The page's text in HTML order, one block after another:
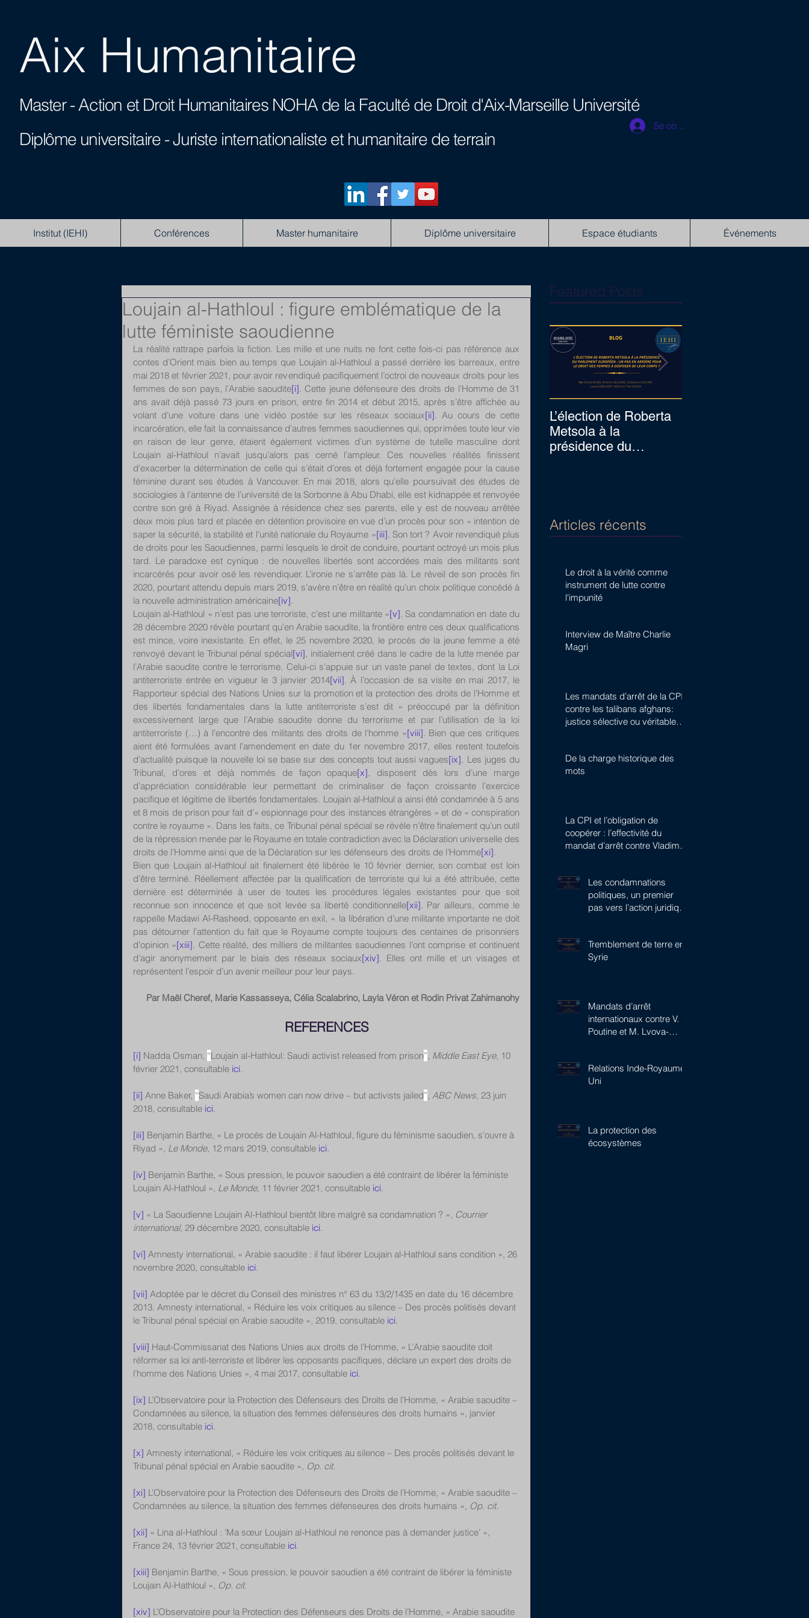
Aix Humanitaire
Master - Action et Droit Humanitaires NOHA de la Faculté de Droit d'Aix-Marseille Université
Diplôme universitaire -Juriste internationaliste et humanitaire de terrain
Se connecter
Institut (IEHI) Conférences Master humanitaire Diplôme universitaire Espace étudiants Événements
Loujain al-Hathloul : figure emblématique de la
lutte féministe saoudienne
La réalité rattrape parfois la fiction. Les mille et une nuits ne font cette fois-ci pas référence aux
contes d’Orient mais bien au temps que Loujain al-Hathloul a passé derrière les barreaux, entre
mai 2018 et février 2021, pour avoir revendiqué pacifiquement l’octroi de nouveaux droits pour les
femmes de son pays, l’Arabie saoudite[i]. Cette jeune défenseure des droits de l’Homme de 31
ans avait déjà passé 73 jours en prison, entre fin 2014 et début 2015, après s’être affichée au
volant d’une voiture dans une vidéo postée sur les réseaux sociaux[ii]. Au cours de cette
incarcération, elle fait la connaissance d’autres femmes saoudiennes qui, opprimées toute leur vie
en raison de leur genre, étaient également victimes d’un système de tutelle masculine dont
Loujain al-Hathloul n’avait jusqu’alors pas cerné l’ampleur. Ces nouvelles réalités finissent
d’exacerber la détermination de celle qui s’était d’ores et déjà fortement engagée pour la cause
féminine durant ses études à Vancouver. En mai 2018, alors qu’elle poursuivait des études de
sociologies à l’antenne de l’université de la Sorbonne à Abu Dhabi, elle est kidnappée et renvoyée
contre son gré à Riyad. Assignée à résidence chez ses parents, elle y est de nouveau arrêtée
deux mois plus tard et placée en détention provisoire en vue d’un procès pour son « intention de
saper la sécurité, la stabilité et l’unité nationale du Royaume »[iii]. Son tort ? Avoir revendiqué plus
de droits pour les Saoudiennes, parmi lesquels le droit de conduire, pourtant octroyé un mois plus
tard. Le paradoxe est cynique : de nouvelles libertés sont accordées mais des militants sont
incarcérés pour avoir osé les revendiquer. L’ironie ne s’arrête pas là. Le réveil de son procès fin
2020, pourtant attendu depuis mars 2019, s’avère n’être en réalité qu’un choix politique concédé à
la nouvelle administration américaine[iv].
Loujain al-Hathloul « n’est pas une terroriste, c’est une militante »[v]. Sa condamnation en date du
28 décembre 2020 révèle pourtant qu’en Arabie saoudite, la frontière entre ces deux qualifications
est mince, voire inexistante. En effet, le 25 novembre 2020, le procès de la jeune femme a été
renvoyé devant le Tribunal pénal spécial[vi], initialement créé dans le cadre de la lutte menée par
l’Arabie saoudite contre le terrorisme. Celui-ci s’appuie sur un vaste panel de textes, dont la Loi
antiterroriste entrée en vigueur le 3 janvier 2014[vii]. À l’occasion de sa visite en mai 2017, le
Rapporteur spécial des Nations Unies sur la promotion et la protection des droits de l’Homme et
des libertés fondamentales dans la lutte antiterroriste s’est dit « préoccupé par la définition
excessivement large que l’Arabie saoudite donne du terrorisme et par l’utilisation de la loi
antiterroriste (…) à l’encontre des militants des droits de l’homme »[viii]. Bien que ces critiques
aient été formulées avant l’amendement en date du 1er novembre 2017, elles restent toutefois
d’actualité puisque la nouvelle loi se base sur des concepts tout aussi vagues[ix]. Les juges du
Tribunal, d’ores et déjà nommés de façon opaque[x], disposent dès lors d’une marge
d’appréciation considérable leur permettant de criminaliser de façon croissante l’exercice
pacifique et légitime de libertés fondamentales. Loujain al-Hathloul a ainsi été condamnée à 5 ans
et 8 mois de prison pour fait d’« espionnage pour des instances étrangères » et de « conspiration
contre le royaume ». Dans les faits, ce Tribunal pénal spécial se révèle n’être finalement qu’un outil
de la répression menée par le Royaume en totale contradiction avec la Déclaration universelle des
droits de l’Homme ainsi que de la Déclaration sur les défenseurs des droits de l’Homme[xi].
Bien que Loujain al-Hathloul ait finalement été libérée le 10 février dernier, son combat est loin
d’être terminé. Réellement affectée par la qualification de terroriste qui lui a été attribuée, cette
dernière est déterminée à user de toutes les procédures légales existantes pour que soit
reconnue son innocence et que soit levée sa liberté conditionnelle[xii]. Par ailleurs, comme le
rappelle Madawi Al-Rasheed, opposante en exil, « la libération d’une militante importante ne doit
pas détourner l’attention du fait que le Royaume compte toujours des centaines de prisonniers
d’opinion »[xiii]. Cette réalité, des milliers de militantes saoudiennes l’ont comprise et continuent
d’agir anonymement par le biais des réseaux sociaux[xiv]. Elles ont mille et un visages et
représentent l’espoir d’un avenir meilleur pour leur pays.
Par Maël Cheref, Marie Kassasseya, Célia Scalabrino, Layla Véron et Rodin Privat Zahimanohy
REFERENCES
[i] Nadda Osman, “Loujain al-Hathloul: Saudi activist released from prison”, Middle East Eye, 10
février 2021, consultable ici.
[ii] Anne Baker, “Saudi Arabia’s women can now drive – but activists jailed”, ABC News, 23 juin
2018, consultable ici.
[iii] Benjamin Barthe, « Le procès de Loujain Al-Hathloul, figure du féminisme saoudien, s’ouvre à
Riyad », Le Monde, 12 mars 2019, consultable ici.
[iv] Benjamin Barthe, « Sous pression, le pouvoir saoudien a été contraint de libérer la féministe
Loujain Al-Hathloul », Le Monde, 11 février 2021, consultable ici.
[v] « La Saoudienne Loujain Al-Hathloul bientôt libre malgré sa condamnation ? », Courrier
international, 29 décembre 2020, consultable ici.
[vi] Amnesty international, « Arabie saoudite : il faut libérer Loujain al-Hathloul sans condition », 26
novembre 2020, consultable ici.
[vii] Adoptée par le décret du Conseil des ministres n° 63 du 13/2/1435 en date du 16 décembre
2013. Amnesty international, « Réduire les voix critiques au silence – Des procès politisés devant
le Tribunal pénal spécial en Arabie saoudite », 2019, consultable ici.
[viii] Haut-Commissariat des Nations Unies aux droits de l’Homme, « L’Arabie saoudite doit
réformer sa loi anti-terroriste et libérer les opposants pacifiques, déclare un expert des droits de
l’homme des Nations Unies », 4 mai 2017, consultable ici.
[ix] L’Observatoire pour la Protection des Défenseurs des Droits de l’Homme, « Arabie saoudite –
Condamnées au silence, la situation des femmes défenseures des droits humains », janvier
2018, consultable ici.
[x] Amnesty international, « Réduire les voix critiques au silence – Des procès politisés devant le
Tribunal pénal spécial en Arabie saoudite », Op. cit.
[xi] L’Observatoire pour la Protection des Défenseurs des Droits de l’Homme, « Arabie saoudite –
Condamnées au silence, la situation des femmes défenseures des droits humains », Op. cit.
[xii] « Lina al-Hathloul : ‘Ma sœur Loujain al-Hathloul ne renonce pas à demander justice’ »,
France 24, 13 février 2021, consultable ici.
[xiii] Benjamin Barthe, « Sous pression, le pouvoir saoudien a été contraint de libérer la féministe
Loujain Al-Hathloul », Op. cit.
[xiv] L’Observatoire pour la Protection des Défenseurs des Droits de l’Homme, « Arabie saoudite
Featured Posts
L’élection de Roberta
Metsola à la
présidence du
Articles récents
Le droit à la vérité comme
instrument de lutte contre
l'impunité
Interview de Maître Charlie
Magri
Les mandats d’arrêt de la CPI
contre les talibans afghans:
justice sélective ou véritable
De la charge historique des
mots
La CPI et l’obligation de
coopérer : l’effectivité du
mandat d’arrêt contre Vladimir
Les condamnations
politiques, un premier
pas vers l’action juridique
Tremblement de terre en
Syrie
Mandats d’arrêt
internationaux contre V.
Poutine et M. Lvova-
Relations Inde-Royaume
Uni
La protection des
écosystèmes